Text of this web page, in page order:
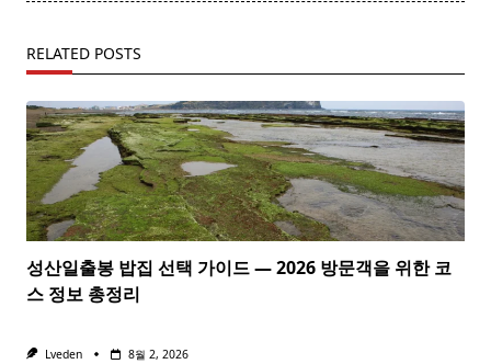
RELATED POSTS
성산일출봉 밥집 선택 가이드 — 2026 방문객을 위한 코
스 정보 총정리
Lveden 8월 2, 2026